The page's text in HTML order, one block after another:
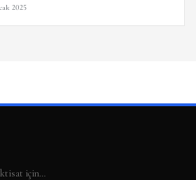
2025
için…